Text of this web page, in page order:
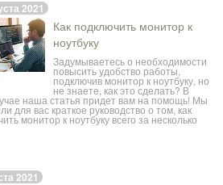
2021
Как подключить монитор к
ноутбуку
Задумываетесь о необходимости
повысить удобство работы,
подключив монитор к ноутбуку, но
не знаете, как это сделать? В
наша статья придет вам на помощь! Мы
для вас краткое руководство о том, как
монитор к ноутбуку всего за несколько
2021